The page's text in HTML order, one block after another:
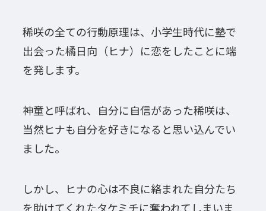
稀咲の全ての行動原理は、小学生時代に塾で
出会った橘日向（ヒナ）に恋をしたことに端
を発します。
神童と呼ばれ、自分に自信があった稀咲は、
当然ヒナも自分を好きになると思い込んでい
ました。
しかし、ヒナの心は不良に絡まれた自分たち
を助けてくれたタケミチに奪われてしまいま